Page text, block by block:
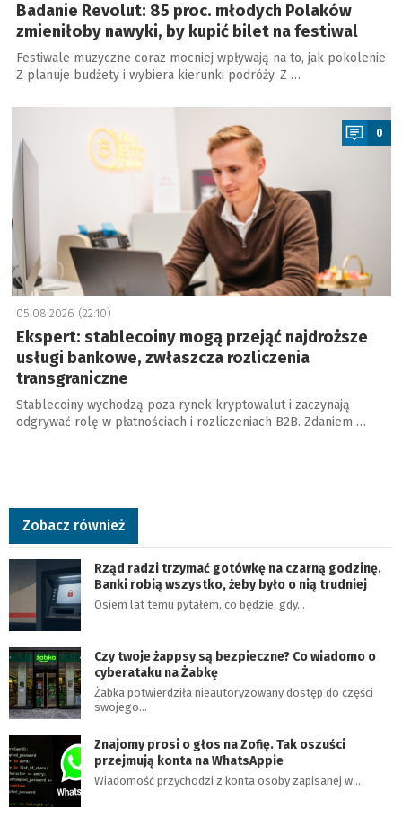
Badanie Revolut: 85 proc. młodych Polaków
zmieniłoby nawyki, by kupić bilet na festiwal
Festiwale muzyczne coraz mocniej wpływają na to, jak pokolenie
Z planuje budżety i wybiera kierunki podróży. Z …
a
0
05.08.2026 (22:10)
Ekspert: stablecoiny mogą przejąć najdroższe
usługi bankowe, zwłaszcza rozliczenia
transgraniczne
Stablecoiny wychodzą poza rynek kryptowalut i zaczynają
odgrywać rolę w płatnościach i rozliczeniach B2B. Zdaniem …
Zobacz również
Rząd radzi trzymać gotówkę na czarną godzinę.
Banki robią wszystko, żeby było o nią trudniej
Osiem lat temu pytałem, co będzie, gdy…
Czy twoje żappsy są bezpieczne? Co wiadomo o
cyberataku na Żabkę
Żabka potwierdziła nieautoryzowany dostęp do części
swojego…
Znajomy prosi o głos na Zofię. Tak oszuści
przejmują konta na WhatsAppie
Wiadomość przychodzi z konta osoby zapisanej w…